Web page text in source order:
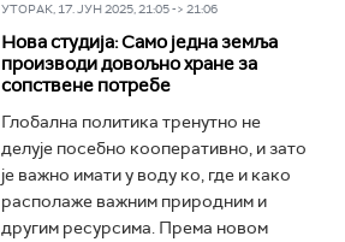
УТОРАК, 17. ЈУН 2025, 21:05 -> 21:06
Нова студија: Само једна земља
производи довољно хране за
сопствене потребе
Глобална политика тренутно не
делује посебно кооперативно, и зато
је важно имати у воду ко, где и како
располаже важним природним и
другим ресурсима. Према новом